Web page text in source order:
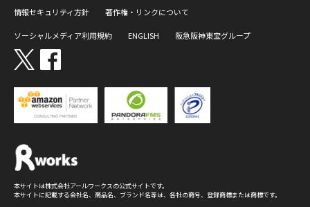
情報セキュリティ方針 著作権・リンクについて
ソーシャルメディア利用規約 ENGLISH 阪急阪神東宝グループ
本サイトは株式会社アールワークスの公式サイトです。
本サイトに記載する会社名、商品名、ブランド名等は、各社の商号、登録商標または商標です。